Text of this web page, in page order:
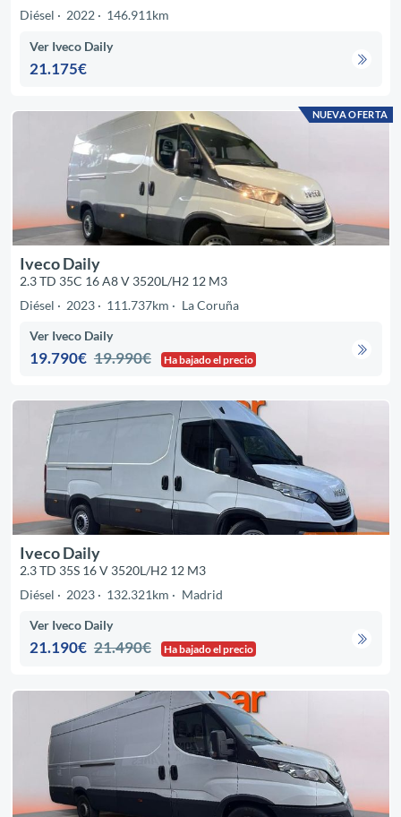
Diésel
2022 146.911km
Ver Iveco Daily
21.175€
NUEVA OFERTA
Iveco Daily
2.3 TD 35C 16 A8 V 3520L/H2 12 M3
Diésel
2023 111.737km La Coruña
Ver Iveco Daily
19.790€ 19.990€ Ha bajado el precio
Iveco Daily
2.3 TD 35S 16 V 3520L/H2 12 M3
Diésel
2023 132.321km Madrid
Ver Iveco Daily
21.190€ 21.490€ Ha bajado el precio